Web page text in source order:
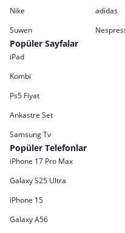
Nike
adidas
Suwen
Popüler Sayfalar
iPad
Kombi
Ps5 Fiyat
Ankastre Set
Samsung Tv
Popüler Telefonlar
iPhone 17 Pro Max
Galaxy S25 Ultra
iPhone 15
Galaxy A56